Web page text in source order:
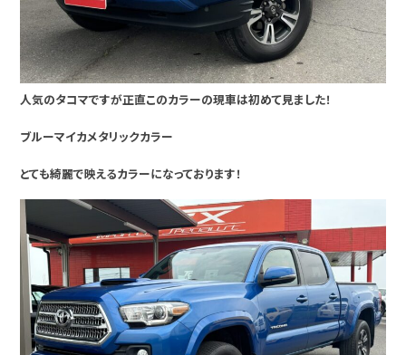
人気のタコマですが正直このカラーの現車は初めて見ました！
ブルーマイカメタリックカラー
とても綺麗で映えるカラーになっております！